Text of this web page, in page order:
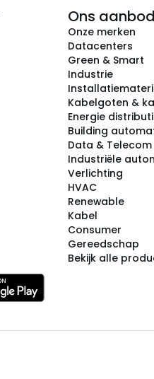
Ons aanbod
Onze merken
Datacenters
Green & Smart
Industrie
Kabelgoten &
Energie
Building
Data & Telecom
Industriële
Verlichting
HVAC
Renewable
Kabel
Consumer
Gereedschap
Bekijk alle